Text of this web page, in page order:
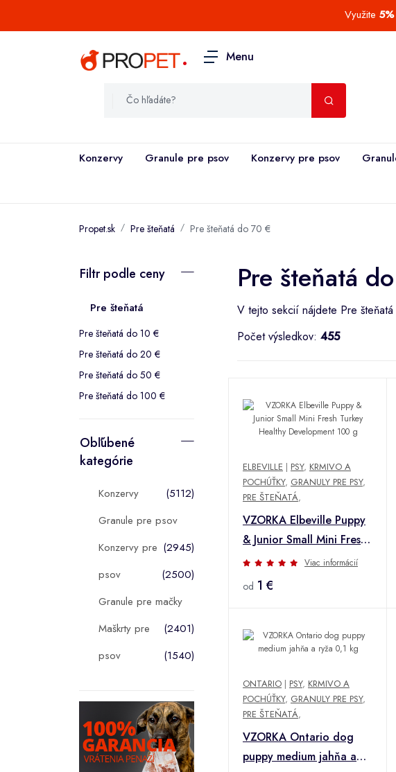
Využite
. Menu
Konzervy Granule pre psov Konzervy pre psov
Propet.sk Pre šteňatá Pre šteňatá do 70 €
Filtr podle ceny
Pre šteňatá
Pre šteňatá do 10 €
Pre šteňatá do 20 €
Pre šteňatá do 50 €
Pre šteňatá do 100 €
Obľúbené
kategórie
Konzervy
(5112)
Granule pre psov
(2945)
Konzervy pre
psov
(2500)
Granule pre mačky
(2401)
Maškrty pre
psov
(1540)
Pre šteňatá
V tejto sekcií nájdete Pre
Počet výsledkov: 455
ELBEVILLE | PSY, KRMIVO A
POCHÚŤKY, GRANULY PRE PSY,
PRE ŠTEŇATÁ,
VZORKA Elbeville Puppy
& Junior Small Mini Fresh
Turkey Healthy
Development 100 g
Viac informácií
od 1 €
ONTARIO | PSY, KRMIVO A
POCHÚŤKY, GRANULY PRE PSY,
PRE ŠTEŇATÁ,
VZORKA Ontario dog
puppy medium jahňa a